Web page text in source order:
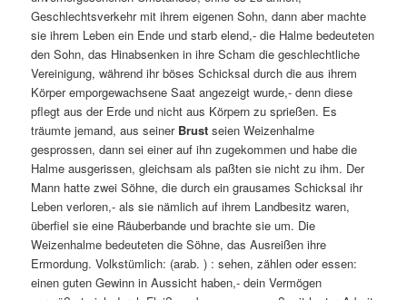
Geschlechtsverkehr mit ihrem eigenen Sohn, dann aber machte
sie ihrem Leben ein Ende und starb elend,- die Halme bedeuteten
den Sohn, das Hinabsenken in ihre Scham die geschlechtliche
Vereinigung, während ihr böses Schicksal durch die aus ihrem
Körper emporgewachsene Saat angezeigt wurde,- denn diese
pflegt aus der Erde und nicht aus Körpern zu sprießen. Es
träumte jemand, aus seiner Brust seien Weizenhalme
gesprossen, dann sei einer auf ihn zugekommen und habe die
Halme ausgerissen, gleichsam als paßten sie nicht zu ihm. Der
Mann hatte zwei Söhne, die durch ein grausames Schicksal ihr
Leben verloren,- als sie nämlich auf ihrem Landbesitz waren,
überfiel sie eine Räuberbande und brachte sie um. Die
Weizenhalme bedeuteten die Söhne, das Ausreißen ihre
Ermordung. Volkstümlich: (arab. ) : sehen, zählen oder essen:
einen guten Gewinn in Aussicht haben,- dein Vermögen